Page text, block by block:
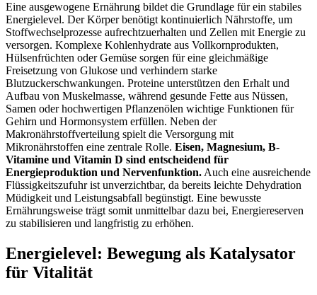
Eine ausgewogene Ernährung bildet die Grundlage für ein stabiles
Energielevel. Der Körper benötigt kontinuierlich Nährstoffe, um
Stoffwechselprozesse aufrechtzuerhalten und Zellen mit Energie zu
versorgen. Komplexe Kohlenhydrate aus Vollkornprodukten,
Hülsenfrüchten oder Gemüse sorgen für eine gleichmäßige
Freisetzung von Glukose und verhindern starke
Blutzuckerschwankungen. Proteine unterstützen den Erhalt und
Aufbau von Muskelmasse, während gesunde Fette aus Nüssen,
Samen oder hochwertigen Pflanzenölen wichtige Funktionen für
Gehirn und Hormonsystem erfüllen. Neben der
Makronährstoffverteilung spielt die Versorgung mit
Mikronährstoffen eine zentrale Rolle. Eisen, Magnesium, B-
Vitamine und Vitamin D sind entscheidend für
Energieproduktion und Nervenfunktion. Auch eine ausreichende
Flüssigkeitszufuhr ist unverzichtbar, da bereits leichte Dehydration
Müdigkeit und Leistungsabfall begünstigt. Eine bewusste
Ernährungsweise trägt somit unmittelbar dazu bei, Energiereserven
zu stabilisieren und langfristig zu erhöhen.
Energielevel: Bewegung als Katalysator
für Vitalität